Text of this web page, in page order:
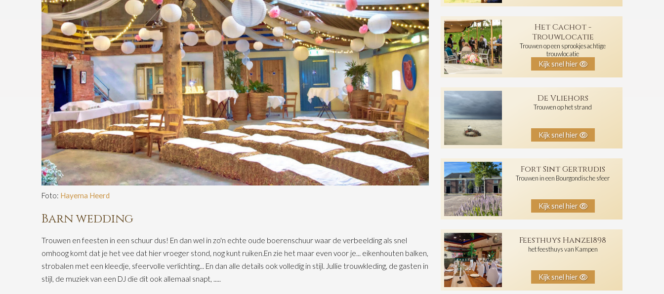
Foto: Hayema Heerd
Barn wedding
Trouwen en feesten in een schuur dus! En dan wel in zo'n echte oude boerenschuur waar de verbeelding als snel
omhoog komt dat je het vee dat hier vroeger stond, nog kunt ruiken.En zie het maar even voor je... eikenhouten balken,
strobalen met een kleedje, sfeervolle verlichting... En dan alle details ook volledig in stijl. Jullie trouwkleding, de gasten in
stijl, de muziek van een DJ die dit ook allemaal snapt, .....
Het Cachot -
Trouwlocatie
Trouwen op een sprookjesachtige
trouwlocatie
Kijk snel hier
De Vliehors
Trouwen op het strand
Kijk snel hier
Fort Sint Gertrudis
Trouwen in een Bourgondische sfeer
Kijk snel hier
Feesthuys Hanze1898
het feesthuys van Kampen
Kijk snel hier